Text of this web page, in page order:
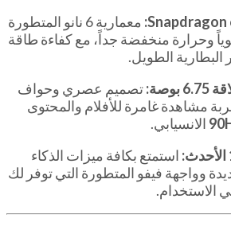
معمارية 6 نانو المتطورة
وحرارة منخفضة جداً، مع كفاءة طاقة
الطويل.
تصميم عصري وحواف
مشاهدة غامرة للأفلام والمحتوى
الانسيابي.
استمتع بكافة ميزات الذكاء
وواجهة فيفو المتطورة التي توفر لك
الاستخدام.